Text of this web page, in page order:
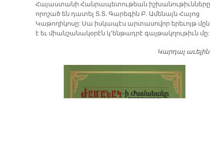
​Հայաստանի Հանրապետութեան իշխանութիւնները
որոշած են դատել Տ.Տ. Գարեգին Բ. Ամենայն Հայոց
Կաթողիկոսը: Սա իսկապէս արտասովոր երեւոյթ մըն
է եւ միանշանակօրէն կ՚ենթադրէ գայթակղութիւն մը:
Կարդալ աւելին